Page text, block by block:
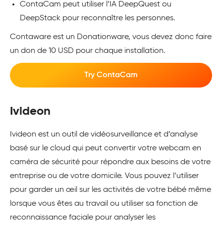
ContaCam peut utiliser l’IA DeepQuest ou
DeepStack pour reconnaître les personnes.
Contaware est un Donationware, vous devez donc faire
un don de 10 USD pour chaque installation.
Try ContaCam
Ivideon
Ivideon est un outil de vidéosurveillance et d’analyse
basé sur le cloud qui peut convertir votre webcam en
caméra de sécurité pour répondre aux besoins de votre
entreprise ou de votre domicile. Vous pouvez l’utiliser
pour garder un œil sur les activités de votre bébé même
lorsque vous êtes au travail ou utiliser sa fonction de
reconnaissance faciale pour analyser les